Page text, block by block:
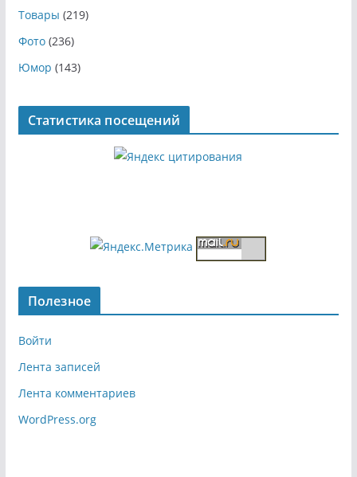
Товары (219)
Фото(236)
Юмор (143)
Статистика посещений
Полезное
Войти
Лента записей
Лента комментариев
WordPress.org